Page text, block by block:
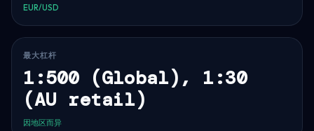
EUR/USD
最大杠杆
1:500 (Global), 1:30
(AU retail)
因地区而异